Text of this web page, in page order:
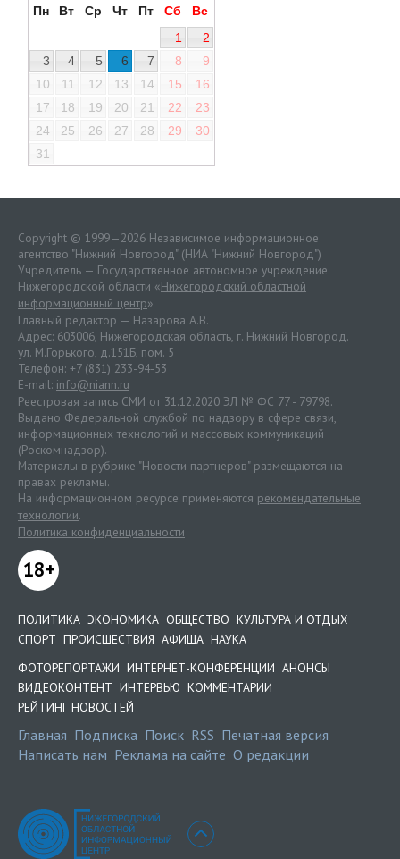
Пн Вт Ср Чт Пт Сб
Вс
1
2
3
4 5 6 7 8
9
10
11 12 13 14 15
16
17
18 19 20 21 22
23
24
25 26 27 28 29
30
31
Copyright © 1999—2026 Независимое информационное
агентство "Нижний Новгород" (НИА "Нижний Новгород")
Учредитель — Государственное автономное учреждение
Нижегородской области «Нижегородский областной
информационный центр»
Главный редактор — Назарова А.В.
Адрес: 603006, Нижегородская область, г. Нижний Новгород.
ул. М.Горького, д.151Б, пом. 5
Телефон: +7 (831) 233-94-53
E-mail: info@niann.ru
Реестровая запись СМИ от 31.12.2020 ЭЛ № ФС 77 - 79798.
Выдано Федеральной службой по надзору в сфере связи,
информационных технологий и массовых коммуникаций
(Роскомнадзор).
Материалы в рубрике "Новости партнеров" размещаются на
правах рекламы.
На информационном ресурсе применяются рекомендательные
технологии.
Политика конфиденциальности
18+
ПОЛИТИКА ЭКОНОМИКА ОБЩЕСТВО КУЛЬТУРА И ОТДЫХ
СПОРТ ПРОИСШЕСТВИЯ АФИША НАУКА
ФОТОРЕПОРТАЖИ ИНТЕРНЕТ-КОНФЕРЕНЦИИ АНОНСЫ
ВИДЕОКОНТЕНТ ИНТЕРВЬЮ КОММЕНТАРИИ
РЕЙТИНГ НОВОСТЕЙ
Главная Подписка Поиск RSS Печатная версия
Написать нам Реклама на сайте О редакции